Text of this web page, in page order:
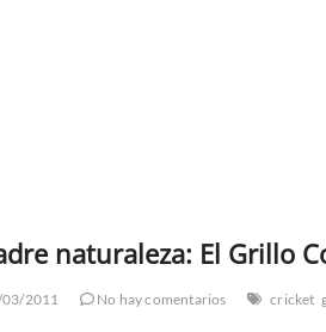
naturaleza: El Grillo
2011 No hay comentarios cricket